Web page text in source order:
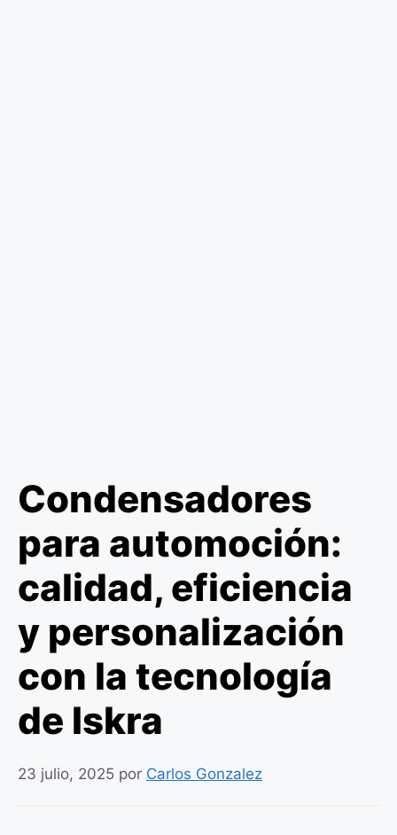
Condensadores
para automoción:
calidad, eficiencia
y personalización
con la tecnología
de Iskra
23 julio, 2025 por Carlos Gonzalez